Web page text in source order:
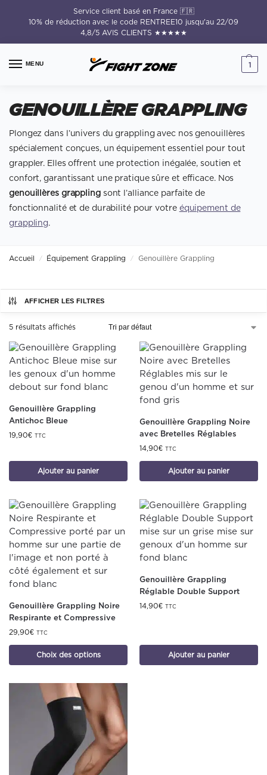
Service client basé en France 🇫🇷
10% de réduction avec le code RENTREE10 jusqu'au 22/09
4,8/5 AVIS CLIENTS ★★★★★
MENU 1
GENOUILLÈRE GRAPPLING
Plongez dans l’univers du grappling avec nos genouillères
spécialement conçues, un équipement essentiel pour tout
grappler. Elles offrent une protection inégalée, soutien et
confort, garantissant une pratique sûre et efficace. Nos
genouillères grapplingsont l’alliance parfaite de
fonctionnalité et de durabilité pour votre équipement de
grappling.
Accueil / Équipement Grappling / Genouillère Grappling
AFFICHER LES FILTRES
5 résultats affichés
Genouillère Grappling
Antichoc Bleue
19,90€ TTC
Ajouter au panier
Genouillère Grappling Noire
avec Bretelles Réglables
14,90€ TTC
Ajouter au panier
Genouillère Grappling Noire
Respirante et Compressive
29,90€ TTC
Choix des options
Genouillère Grappling
Réglable Double Support
14,90€ TTC
Ajouter au panier